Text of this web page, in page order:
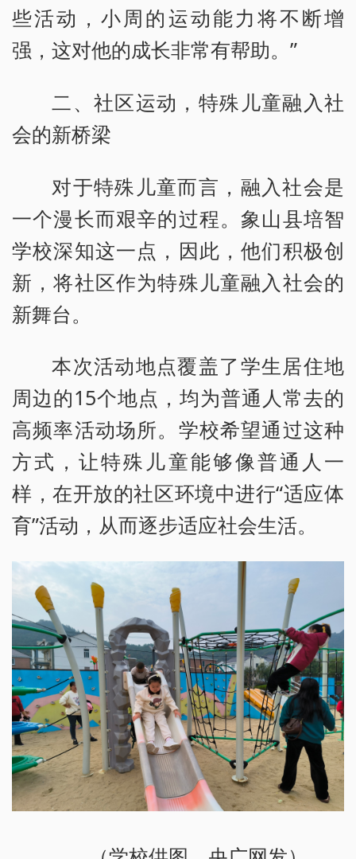
些活动，小周的运动能力将不断增
强，这对他的成长非常有帮助。”
二、社区运动，特殊儿童融入社
会的新桥梁
对于特殊儿童而言，融入社会是
一个漫长而艰辛的过程。象山县培智
学校深知这一点，因此，他们积极创
新，将社区作为特殊儿童融入社会的
新舞台。
本次活动地点覆盖了学生居住地
周边的15个地点，均为普通人常去的
高频率活动场所。学校希望通过这种
方式，让特殊儿童能够像普通人一
样，在开放的社区环境中进行“适应体
育”活动，从而逐步适应社会生活。